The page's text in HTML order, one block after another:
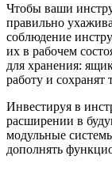
Чтобы ваши
правильно
соблюдение
их в рабочем
для хранения:
работу и сохранят
Инвестируя в
расширении в
модульные
дополнять